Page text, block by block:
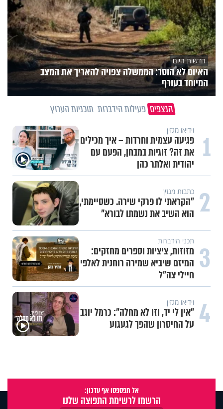
חדשות היום
האיום לא הוסר: הממשלה צפויה להאריך את המצב
המיוחד בעורף
הנצפים פעילות הידברות תוכניות הערוץ
1 וידיאו מגזין
פגיעה עצמית וחרדות – איך מכילים
את זה? זוגיות במבחן, הפעם עם
יהודית ואלתר כהן
2 כתבות מגזין
"הקראתי לו פרקי שירה. כשסיימתי,
הוא השיב את נשמתו לבורא"
3 תכני הידברות
מזוזות, ציציות וספרים מחזקים:
המיזם שיביא שמירה רוחנית לאלפי
חיילי צה"ל
4 וידיאו מגזין
"אין לי יד, וזו לא מחלה": כרמל יוגב
על החיסרון שהפך לגעגוע
אל תפספסו אף עדכון:
הרשמו לרשימת התפוצה שלנו